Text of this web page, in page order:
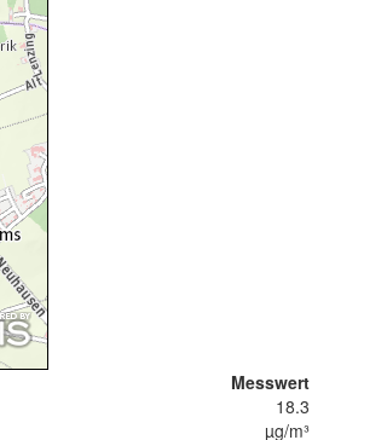
Messwert
18.3
µg/m³